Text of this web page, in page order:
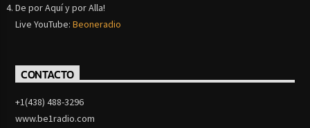
De por Aquí y por Alla!
Live YouTube:Beoneradio
CONTACTO
+1(438) 488-3296
www.be1radio.com